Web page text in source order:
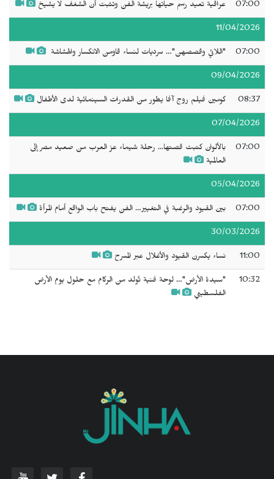
07:00 عراقية تعيد رسم حياتها بريشة الفن وتثبت أن الشغف لا يشيخ
11/04/2026
07:00 "‬اللائي وقصصهن‫"…‬ سرديات لنساء قاومن الانكسار والهشاشة ‬‬‬‬
09/04/2026
08:37 كومين فيلم روج آفا يطور من القدرات السينمائية لدى الأطفال
07/04/2026
07:00
بالألوان كتبت قصتها... رحلة شيماء عز العرب من صعيد مصر إلى
العالمية
05/04/2026
07:00 بين القيود والرغبة في التغيير… الفن يفتح باب الواقع أمام المرأة
30/03/2026
11:00 نساء يكسرن القيود والأغلال عبر المسرح
10:32
"سيدة الأرض"… لوحة فنية تُولد من الركام مع حلول يوم الأرض
الفلسطيني